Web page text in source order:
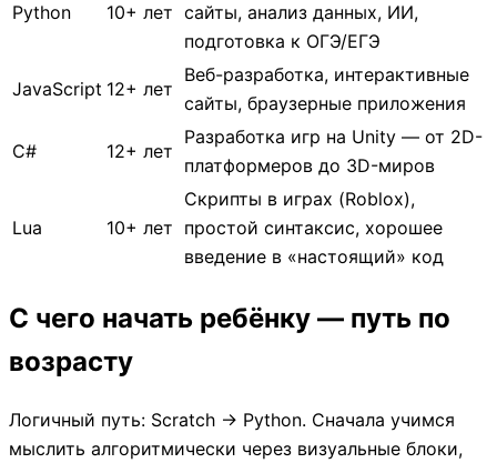
Python 10+ лет сайты, анализ данных, ИИ,
подготовка к ОГЭ/ЕГЭ
JavaScript 12+ лет
Веб-разработка, интерактивные
сайты, браузерные приложения
C# 12+ лет
Разработка игр на Unity — от 2D-
платформеров до 3D-миров
Lua 10+ лет
Скрипты в играх (Roblox),
простой синтаксис, хорошее
введение в «настоящий» код
С чего начать ребёнку — путь по
возрасту
Логичный путь: Scratch → Python. Сначала учимся
мыслить алгоритмически через визуальные блоки,